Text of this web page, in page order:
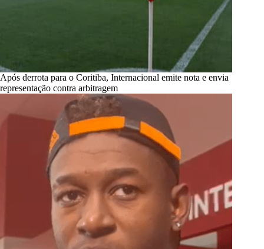
Após derrota para o Coritiba, Internacional emite nota e envia
representação contra arbitragem